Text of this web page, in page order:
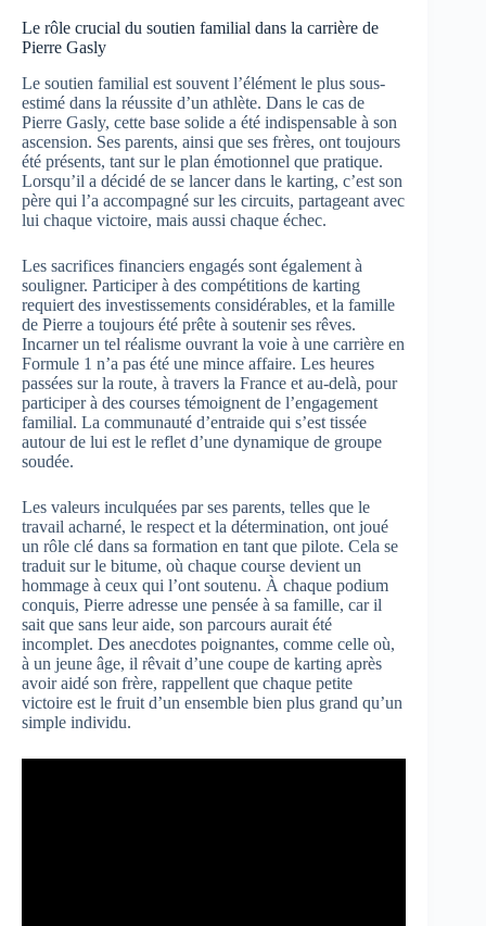
Le rôle crucial du soutien familial dans la carrière de
Pierre Gasly
Le soutien familial est souvent l’élément le plus sous-
estimé dans la réussite d’un athlète. Dans le cas de
Pierre Gasly, cette base solide a été indispensable à son
ascension. Ses parents, ainsi que ses frères, ont toujours
été présents, tant sur le plan émotionnel que pratique.
Lorsqu’il a décidé de se lancer dans le karting, c’est son
père qui l’a accompagné sur les circuits, partageant avec
lui chaque victoire, mais aussi chaque échec.
Les sacrifices financiers engagés sont également à
souligner. Participer à des compétitions de karting
requiert des investissements considérables, et la famille
de Pierre a toujours été prête à soutenir ses rêves.
Incarner un tel réalisme ouvrant la voie à une carrière en
Formule 1 n’a pas été une mince affaire. Les heures
passées sur la route, à travers la France et au-delà, pour
participer à des courses témoignent de l’engagement
familial. La communauté d’entraide qui s’est tissée
autour de lui est le reflet d’une dynamique de groupe
soudée.
Les valeurs inculquées par ses parents, telles que le
travail acharné, le respect et la détermination, ont joué
un rôle clé dans sa formation en tant que pilote. Cela se
traduit sur le bitume, où chaque course devient un
hommage à ceux qui l’ont soutenu. À chaque podium
conquis, Pierre adresse une pensée à sa famille, car il
sait que sans leur aide, son parcours aurait été
incomplet. Des anecdotes poignantes, comme celle où,
à un jeune âge, il rêvait d’une coupe de karting après
avoir aidé son frère, rappellent que chaque petite
victoire est le fruit d’un ensemble bien plus grand qu’un
simple individu.